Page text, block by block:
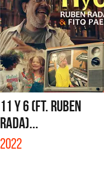
11 Y 6 (FT. RUBEN
RADA)...
2022